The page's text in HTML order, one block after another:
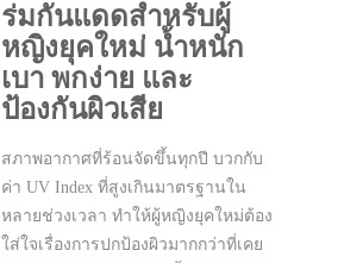
ร่มกันแดดสำหรับผู้
หญิงยุคใหม่ น้ำหนัก
เบา พกง่าย และ
ป้องกันผิวเสีย
สภาพอากาศที่ร้อนจัดขึ้นทุกปี บวกกับ
ค่า UV Index ที่สูงเกินมาตรฐานใน
หลายช่วงเวลา ทำให้ผู้หญิงยุคใหม่ต้อง
ใส่ใจเรื่องการปกป้องผิวมากกว่าที่เคย